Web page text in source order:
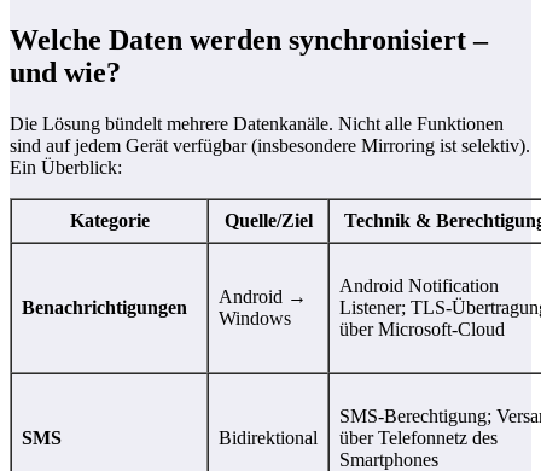
Welche Daten werden synchronisiert –
und wie?
Die Lösung bündelt mehrere Datenkanäle. Nicht alle Funktionen
sind auf jedem Gerät verfügbar (insbesondere Mirroring ist selektiv).
Ein Überblick:
Kategorie Quelle/Ziel Technik &
Benachrichtigungen
Android →
Windows
Android Notification
Listener;
über Microsoft‑Cloud
SMS Bidirektional
SMS‑Berechtigung;
über Telefonnetz des
Smartphones